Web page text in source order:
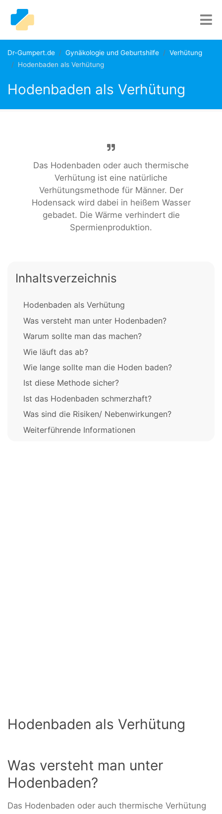
Dr-Gumpert.de Gynäkologie und Geburtshilfe
Verhütung
Hodenbaden als Verhütung
Hodenbaden als Verhütung
Das Hodenbaden oder auch thermische
Verhütung ist eine natürliche
Verhütungsmethode für Männer. Der
Hodensack wird dabei in heißem Wasser
gebadet. Die Wärme verhindert die
Spermienproduktion.
Inhaltsverzeichnis
Hodenbaden als Verhütung
Was versteht man unter Hodenbaden?
Warum sollte man das machen?
Wie läuft das ab?
Wie lange sollte man die Hoden baden?
Ist diese Methode sicher?
Ist das Hodenbaden schmerzhaft?
Was sind die Risiken/ Nebenwirkungen?
Weiterführende Informationen
Hodenbaden als Verhütung
Was versteht man unter
Hodenbaden?
Das Hodenbaden oder auch thermische Verhütung